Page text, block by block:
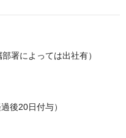
署によっては出社有）
後20日付与）